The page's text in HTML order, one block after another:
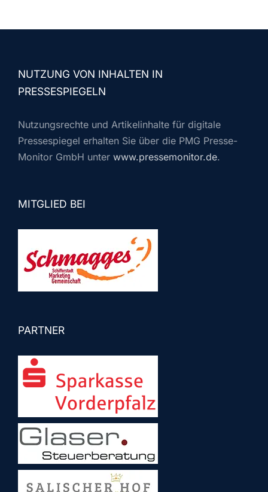
NUTZUNG VON INHALTEN IN
PRESSESPIEGELN
Nutzungsrechte und Artikelinhalte für digitale
Pressespiegel erhalten Sie über die PMG Presse-
Monitor GmbH unter www.pressemonitor.de.
MITGLIED BEI
PARTNER